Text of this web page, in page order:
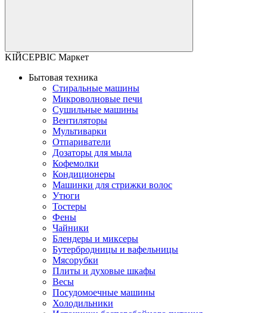
KІЙСЕРВІС Маркет
Бытовая техника
Стиральные машины
Микроволновые печи
Сушильные машины
Вентиляторы
Мультиварки
Отпариватели
Дозаторы для мыла
Кофемолки
Кондиционеры
Машинки для стрижки волос
Утюги
Тостеры
Фены
Чайники
Блендеры и миксеры
Бутербродницы и вафельницы
Мясорубки
Плиты и духовые шкафы
Весы
Посудомоечные машины
Холодильники